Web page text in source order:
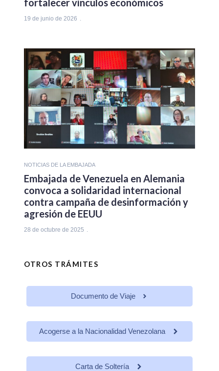
19 de junio de 2026
NOTICIAS DE LA EMBAJADA
Embajada de Venezuela en Alemania
convoca a solidaridad internacional
contra campaña de desinformación y
agresión de EEUU
28 de octubre de 2025
OTROS TRÁMITES
Documento de Viaje
Acogerse a la Nacionalidad Venezolana
Carta de Soltería